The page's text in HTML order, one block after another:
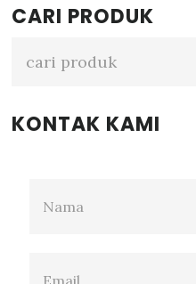
Primary
Sidebar
CARI PRODUK
KONTAK KAMI